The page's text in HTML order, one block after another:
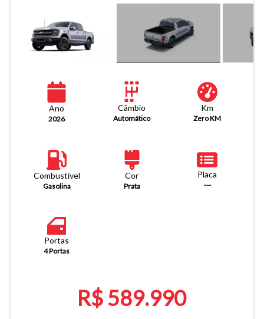
Ano
2026
Câmbio
Automático
Km
Zero KM
Combustível
Gasolina
Cor
Prata
Placa
---
Portas
4 Portas
R$ 589.990